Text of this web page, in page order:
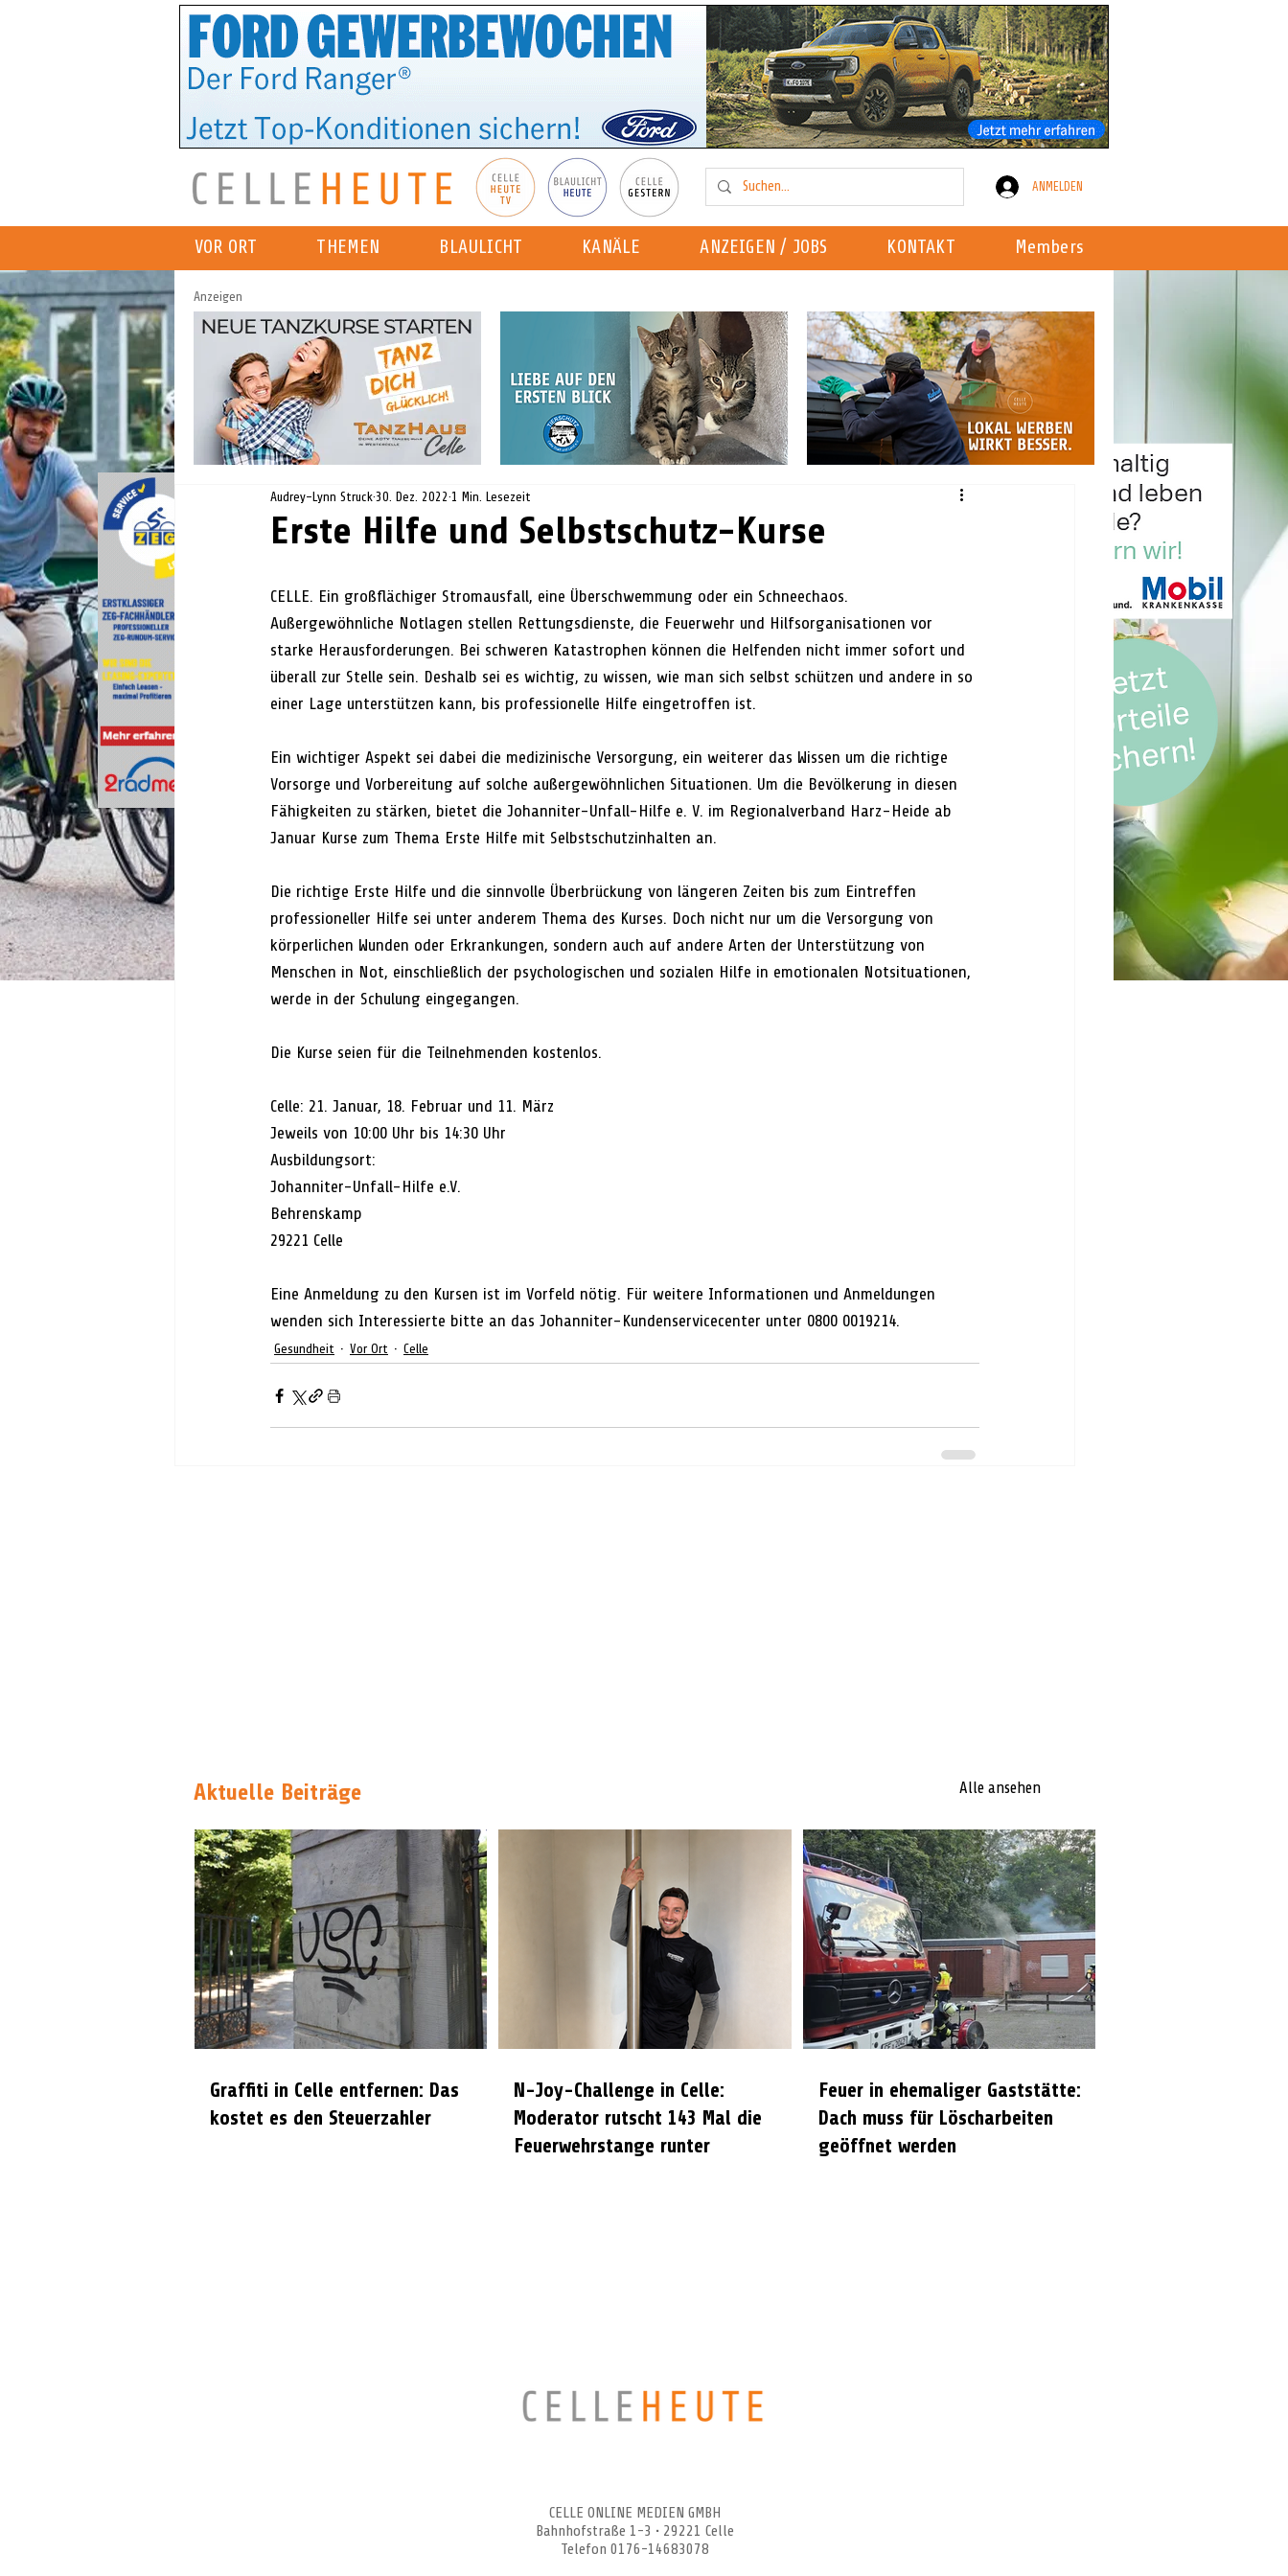
ANMELDEN
VOR ORT THEMEN BLAULICHT KANÄLE ANZEIGEN / JOBS KONTAKT Members
Anzeigen
Erste Hilfe und Selbstschutz-Kurse
Audrey-Lynn Struck 30. Dez. 2022 1 Min. Lesezeit
CELLE. Ein großflächiger Stromausfall, eine Überschwemmung oder ein Schneechaos.
Außergewöhnliche Notlagen stellen Rettungsdienste, die Feuerwehr und Hilfsorganisationen vor
starke Herausforderungen. Bei schweren Katastrophen können die Helfenden nicht immer sofort und
überall zur Stelle sein. Deshalb sei es wichtig, zu wissen, wie man sich selbst schützen und andere in so
einer Lage unterstützen kann, bis professionelle Hilfe eingetroffen ist.
Ein wichtiger Aspekt sei dabei die medizinische Versorgung, ein weiterer das Wissen um die richtige
Vorsorge und Vorbereitung auf solche außergewöhnlichen Situationen. Um die Bevölkerung in diesen
Fähigkeiten zu stärken, bietet die Johanniter-Unfall-Hilfe e. V. im Regionalverband Harz-Heide ab
Januar Kurse zum Thema Erste Hilfe mit Selbstschutzinhalten an.
Die richtige Erste Hilfe und die sinnvolle Überbrückung von längeren Zeiten bis zum Eintreffen
professioneller Hilfe sei unter anderem Thema des Kurses. Doch nicht nur um die Versorgung von
körperlichen Wunden oder Erkrankungen, sondern auch auf andere Arten der Unterstützung von
Menschen in Not, einschließlich der psychologischen und sozialen Hilfe in emotionalen Notsituationen,
werde in der Schulung eingegangen.
Die Kurse seien für die Teilnehmenden kostenlos.
Celle: 21. Januar, 18. Februar und 11. März
Jeweils von 10:00 Uhr bis 14:30 Uhr
Ausbildungsort:
Johanniter-Unfall-Hilfe e.V.
Behrenskamp
29221 Celle
Eine Anmeldung zu den Kursen ist im Vorfeld nötig. Für weitere Informationen und Anmeldungen
wenden sich Interessierte bitte an das Johanniter-Kundenservicecenter unter 0800 0019214.
Gesundheit Vor Ort Celle
Aktuelle Beiträge Alle ansehen
Graffiti in Celle entfernen: Das
kostet es den Steuerzahler
N-Joy-Challenge in Celle:
Moderator rutscht 143 Mal die
Feuerwehrstange runter
Feuer in ehemaliger Gaststätte:
Dach muss für Löscharbeiten
geöffnet werden
CELLE ONLINE MEDIEN GMBH
Bahnhofstraße 1-3 • 29221 Celle
Telefon 0176-14683078